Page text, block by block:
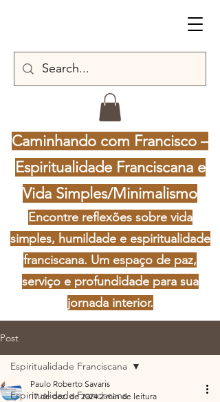
Caminhando com Francisco –
Espiritualidade Franciscana e
Vida Simples/Minimalismo
Encontre reflexões sobre vida
simples, humildade e espiritualidade
franciscana. Um espaço de paz,
serviço e profundidade para sua
jornada interior.
Post
Espiritualidade Franciscana
Espiritualidade Franciscana
Paulo Roberto Savaris
17 de dez. de 2024 2 min de leitura